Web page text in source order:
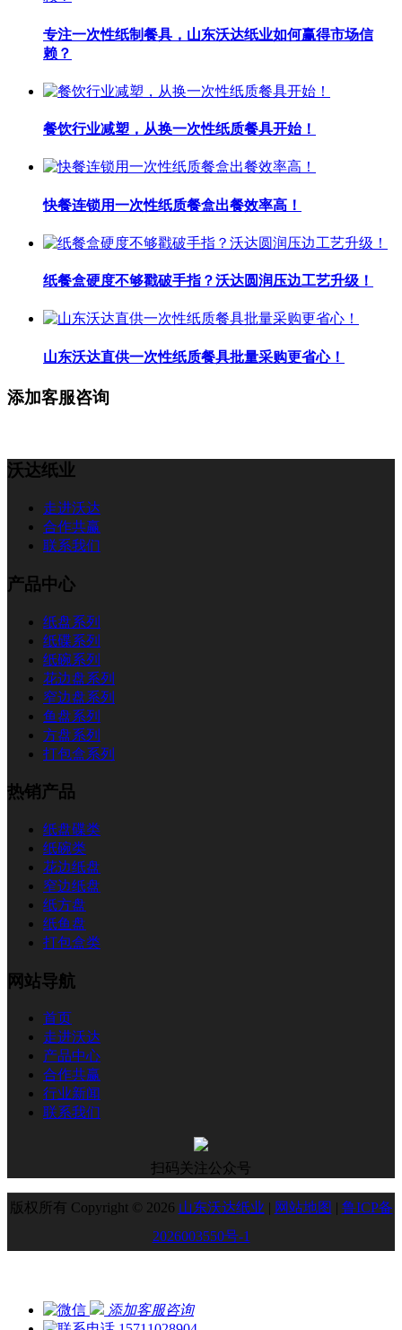
专注一次性纸制餐具，山东沃达纸业如何赢得市场信
赖？
餐饮行业减塑，从换一次性纸质餐具开始！
快餐连锁用一次性纸质餐盒出餐效率高！
纸餐盒硬度不够戳破手指？沃达圆润压边工艺升级！
山东沃达直供一次性纸质餐具批量采购更省心！
添加客服咨询
沃达纸业
走进沃达
合作共赢
联系我们
产品中心
纸盘系列
纸碟系列
纸碗系列
花边盘系列
窄边盘系列
鱼盘系列
方盘系列
打包盒系列
热销产品
纸盘碟类
纸碗类
花边纸盘
窄边纸盘
纸方盘
纸鱼盘
打包盒类
网站导航
首页
走进沃达
产品中心
合作共赢
行业新闻
联系我们
扫码关注公众号
版权所有 Copyright © 2026 山东沃达纸业 | 网站地图 | 鲁ICP备
2026003550号-1
添加客服咨询